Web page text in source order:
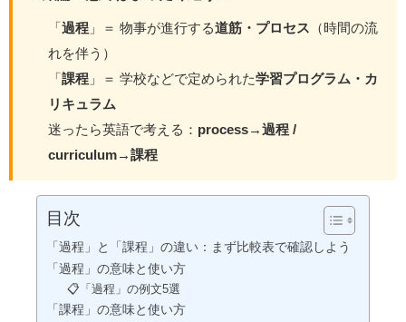
「過程 」＝ 物事が進行する道筋・プロセス
（時間の流
れを伴う）
「課程 」＝ 学校などで定められた学習プログラム・カ
リキュラム
迷ったら英語で考える： process→過程 /
curriculum→課程
目次
「過程」と「課程」の違い：まず比較表で確認しよう
「過程」の意味と使い方
📋「過程」の例文5選
「課程」の意味と使い方